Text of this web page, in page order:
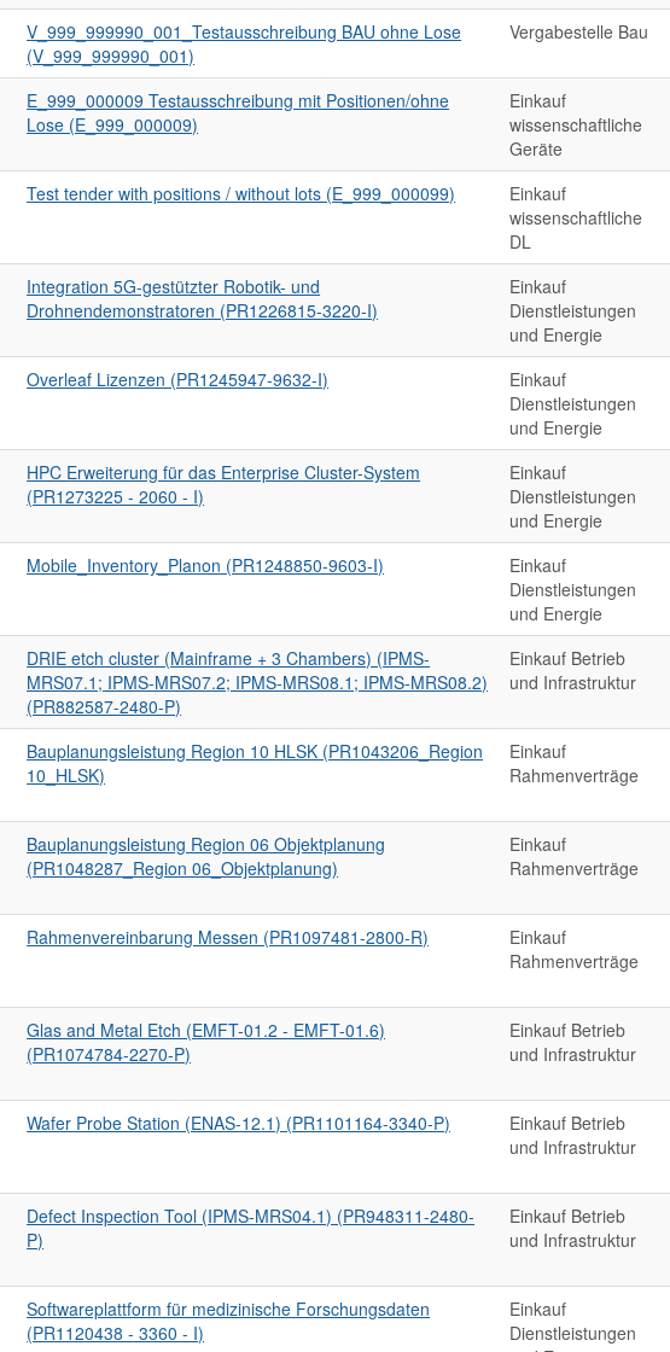
V_999_999990_001_Testausschreibung BAU ohne Lose
(V_999_999990_001)
Vergabestelle Bau
E_999_000009 Testausschreibung mit Positionen/ohne
Lose (E_999_000009)
Einkauf
wissenschaftliche
Geräte
Test tender with positions / without lots (E_999_000099)
Einkauf
wissenschaftliche
DL
Integration 5G-gestützter Robotik- und
Drohnendemonstratoren (PR1226815-3220-I)
Einkauf
Dienstleistungen
und Energie
Overleaf Lizenzen (PR1245947-9632-I)
Einkauf
Dienstleistungen
und Energie
HPC Erweiterung für das Enterprise Cluster-System
(PR1273225 - 2060 - I)
Einkauf
Dienstleistungen
und Energie
Mobile_Inventory_Planon (PR1248850-9603-I)
Einkauf
Dienstleistungen
und Energie
DRIE etch cluster (Mainframe + 3 Chambers) (IPMS-
MRS07.1; IPMS-MRS07.2; IPMS-MRS08.1; IPMS-MRS08.2)
(PR882587-2480-P)
Einkauf Betrieb
und Infrastruktur
Bauplanungsleistung Region 10 HLSK (PR1043206_Region
10_HLSK)
Einkauf
Rahmenverträge
Bauplanungsleistung Region 06 Objektplanung
(PR1048287_Region 06_Objektplanung)
Einkauf
Rahmenverträge
Rahmenvereinbarung Messen (PR1097481-2800-R)
Einkauf
Rahmenverträge
Glas and Metal Etch (EMFT-01.2 - EMFT-01.6)
(PR1074784-2270-P)
Einkauf Betrieb
und Infrastruktur
Wafer Probe Station (ENAS-12.1) (PR1101164-3340-P)
Einkauf Betrieb
und Infrastruktur
Defect Inspection Tool (IPMS-MRS04.1) (PR948311-2480-
P)
Einkauf Betrieb
und Infrastruktur
Softwareplattform für medizinische Forschungsdaten
(PR1120438 - 3360 - I)
Einkauf
Dienstleistungen